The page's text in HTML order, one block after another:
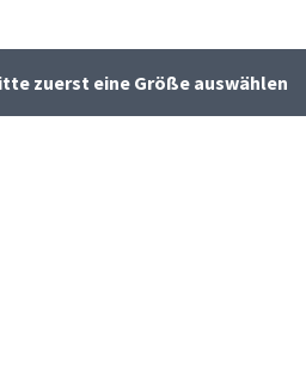
zuerst eine Größe auswählen